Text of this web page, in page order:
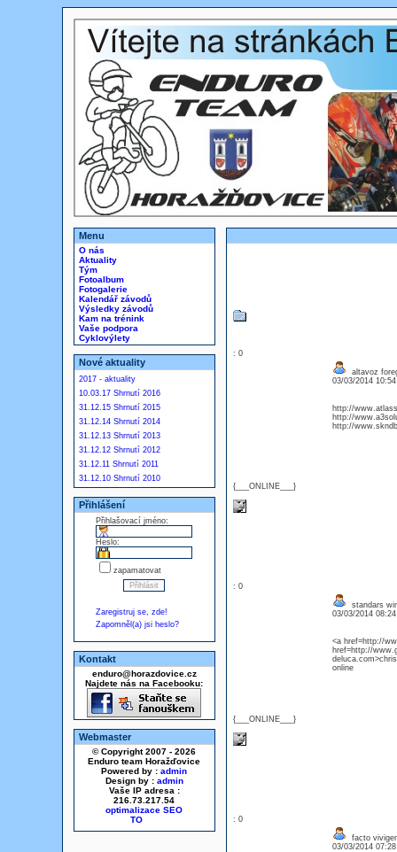
Menu
O nás
Aktuality
Tým
Fotoalbum
Fotogalerie
Kalendář závodů
Výsledky závodů
Kam na trénink
Vaše podpora
Cyklovýlety
Nové aktuality
2017 - aktuality
10.03.17 Shrnutí 2016
31.12.15 Shrnutí 2015
31.12.14 Shrnutí 2014
31.12.13 Shrnutí 2013
31.12.12 Shrnutí 2012
31.12.11 Shrnutí 2011
31.12.10 Shrnutí 2010
Přihlášení
Přihlašovací jméno:
Heslo:
zapamatovat
Zaregistruj se, zde!
Zapomněl(a) jsi heslo?
Kontakt
enduro@horazdovice.cz
Najdete nás na Facebooku:
Webmaster
© Copyright 2007 - 2026
Enduro team Horažďovice
Powered by : admin
Design by : admin
Vaše IP adresa :
216.73.217.54
optimalizace SEO
: 0
{___ONLINE___}
altavoz
03/03/2014
http://
http://
http://
: 0
{___ONLINE___}
standars
03/03/2014
<a href=http://
href=http://
online
: 0
facto
03/03/2014